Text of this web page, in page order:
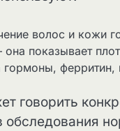
волос и кожи
показывает
говорить
обследования